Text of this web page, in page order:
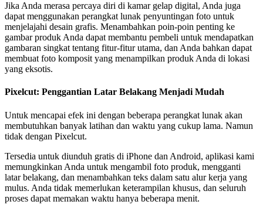
Jika Anda merasa percaya diri di kamar gelap digital, Anda juga
dapat menggunakan perangkat lunak penyuntingan foto untuk
menjelajahi desain grafis. Menambahkan poin-poin penting ke
gambar produk Anda dapat membantu pembeli untuk mendapatkan
gambaran singkat tentang fitur-fitur utama, dan Anda bahkan dapat
membuat foto komposit yang menampilkan produk Anda di lokasi
yang eksotis.
Pixelcut: Penggantian Latar Belakang Menjadi Mudah
Untuk mencapai efek ini dengan beberapa perangkat lunak akan
membutuhkan banyak latihan dan waktu yang cukup lama. Namun
tidak dengan Pixelcut.
Tersedia untuk diunduh gratis di iPhone dan Android, aplikasi kami
memungkinkan Anda untuk mengambil foto produk, mengganti
latar belakang, dan menambahkan teks dalam satu alur kerja yang
mulus. Anda tidak memerlukan keterampilan khusus, dan seluruh
proses dapat memakan waktu hanya beberapa menit.